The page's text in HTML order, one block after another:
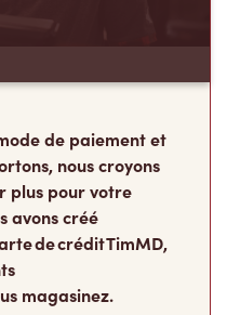
de paiement et
nous croyons
plus pour votre
avons créé
de crédit TimMD,
magasinez.